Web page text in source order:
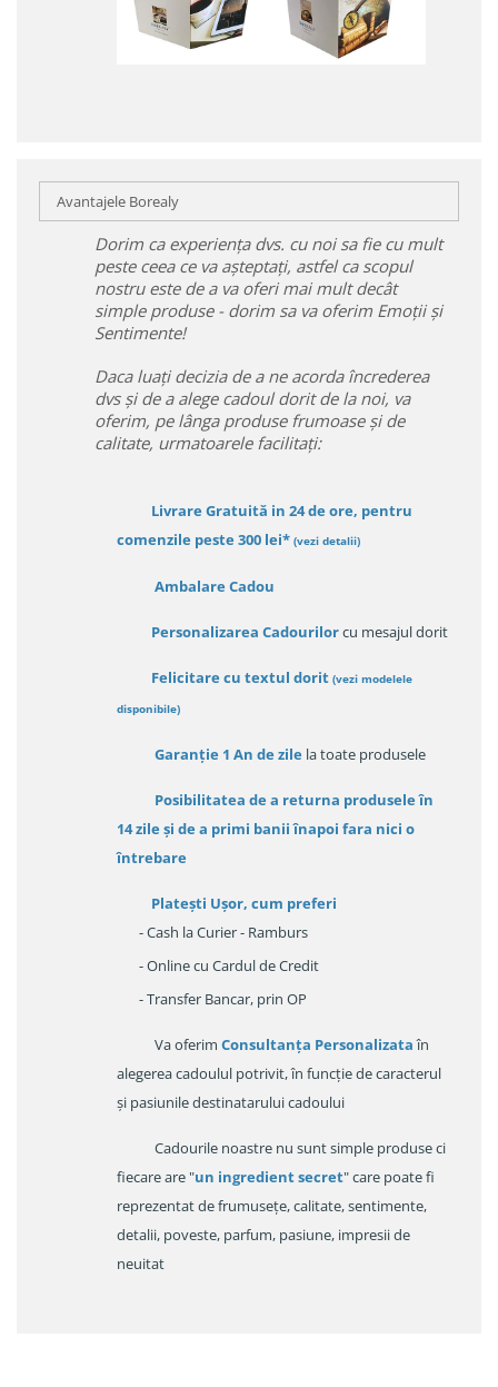
Avantajele Borealy
Dorim ca experiența dvs. cu noi sa fie cu mult
peste ceea ce va așteptați, astfel ca scopul
nostru este de a va oferi mai mult decât
simple produse - dorim sa va oferim Emoții și
Sentimente!
Daca luați decizia de a ne acorda încrederea
dvs și de a alege cadoul dorit de la noi, va
oferim, pe lânga produse frumoase și de
calitate, urmatoarele facilitați:
Livrare Gratuită in 24 de ore, pentru
comenzile peste 300 lei* (vezi detalii)
Ambalare Cadou
Personalizarea Cadourilorcu mesajul dorit
Felicitare cu textul dorit (vezi modelele
disponibile)
Garanție 1 An de zile la toate produsele
Posibilitatea de a returna produsele în
14 zileși de a primi banii înapoi fara nici o
întrebare
Platești Ușor, cum preferi
- Cash la Curier - Ramburs
- Online cu Cardul de Credit
- Transfer Bancar, prin OP
Va oferim Consultanța Personalizataîn
alegerea cadoulul potrivit, în funcție de caracterul
și pasiunile destinatarului cadoului
Cadourile noastre nu sunt simple produse ci
fiecare are "un ingredient secret" care poate fi
reprezentat de frumusețe, calitate, sentimente,
detalii, poveste, parfum, pasiune, impresii de
neuitat